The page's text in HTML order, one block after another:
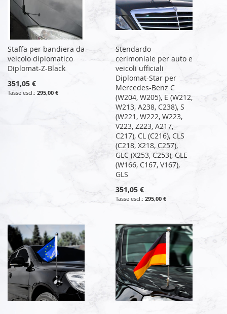
Staffa per bandiera da
veicolo diplomatico
Diplomat-Z-Black
351,05 €
295,00 €
Stendardo
cerimoniale per auto e
veicoli ufficiali
Diplomat-Star per
Mercedes-Benz C
(W204, W205), E (W212,
W213, A238, C238), S
(W221, W222, W223,
V223, Z223, A217,
C217), CL (C216), CLS
(C218, X218, C257),
GLC (X253, C253), GLE
(W166, C167, V167),
GLS
351,05 €
295,00 €